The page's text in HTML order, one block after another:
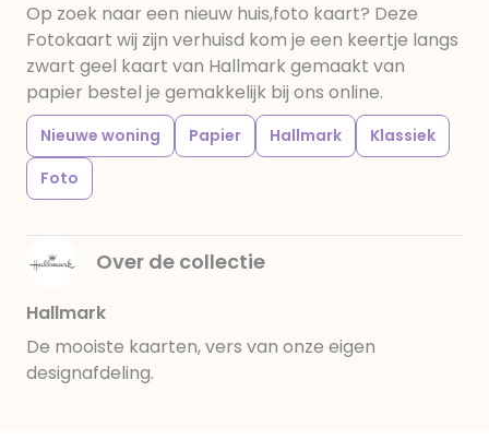
Op zoek naar een nieuw huis,foto kaart? Deze
Fotokaart wij zijn verhuisd kom je een keertje langs
zwart geel kaart van Hallmark gemaakt van
papier bestel je gemakkelijk bij ons online.
Nieuwe woning Papier Hallmark
Klassiek
Foto
Over de collectie
Hallmark
De mooiste kaarten, vers van onze eigen
designafdeling.